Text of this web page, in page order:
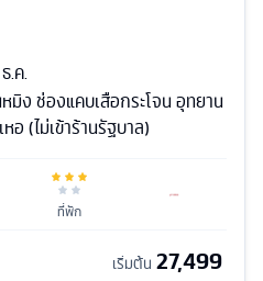
.ค.
ง ช่องแคบเสือกระโจน อุทยาน
อ (ไม่เข้าร้านรัฐบาล)
ที่พัก
เริ่มต้น 27,499